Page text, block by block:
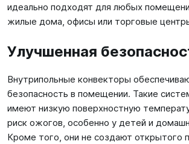
идеально подходят для любых
жилые дома, офисы или торговые
Улучшенная
Внутрипольные конвекторы
безопасность в помещении. Такие
имеют низкую поверхностную
риск ожогов, особенно у детей и
Кроме того, они не создают открытого